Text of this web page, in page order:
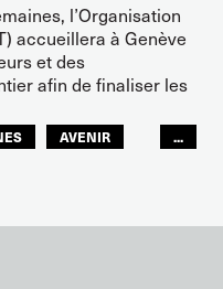
l’Organisation
accueillera à Genève
et des
afin de finaliser les
AVENIR
...